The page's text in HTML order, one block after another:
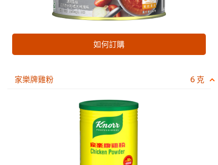
如何訂購
家樂牌雞粉 6 克